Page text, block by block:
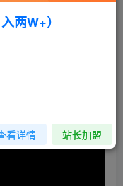
力变现，单号月
169 1
两W+）
看详情 站长加盟